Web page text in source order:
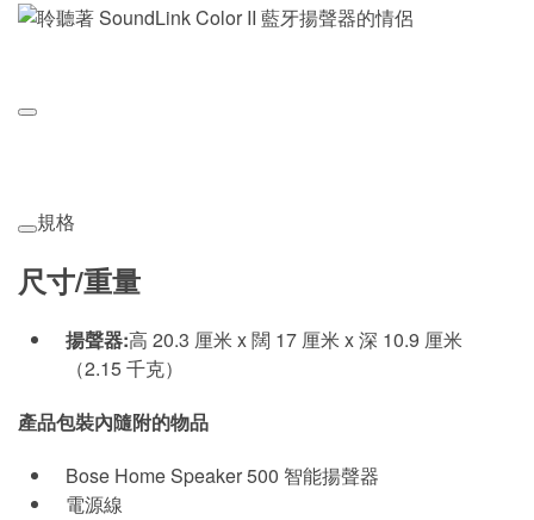
​​規格
尺寸/重量
揚聲器:高 20.3 厘米 x 闊 17 厘米 x 深 10.9 厘米
（2.15 千克）
產品包裝內隨附的物品
Bose Home Speaker 500 智能揚聲器
電源線